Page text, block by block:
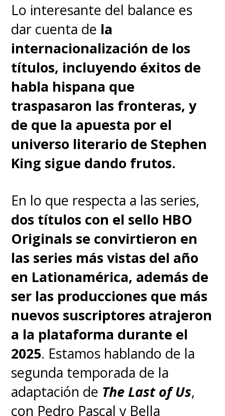
Lo interesante del balance es
dar cuenta de la
internacionalización de los
títulos, incluyendo éxitos de
habla hispana que
traspasaron las fronteras, y
de que la apuesta por el
universo literario de Stephen
King sigue dando frutos.
En lo que respecta a las series,
dos títulos con el sello HBO
Originals se convirtieron en
las series más vistas del año
en Lationamérica, además de
ser las producciones que más
nuevos suscriptores atrajeron
a la plataforma durante el
2025. Estamos hablando de la
segunda temporada de la
adaptación de The Last of Us,
con Pedro Pascal y Bella